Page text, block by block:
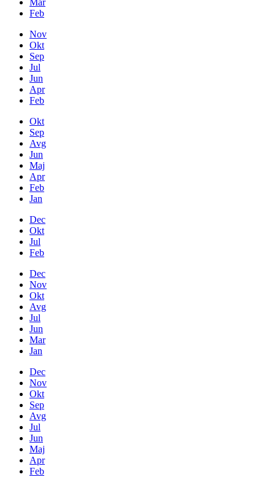
Feb
Nov
Okt
Sep
Jul
Jun
Apr
Feb
Okt
Sep
Avg
Jun
Maj
Apr
Feb
Jan
Dec
Okt
Jul
Feb
Dec
Nov
Okt
Avg
Jul
Jun
Mar
Jan
Dec
Nov
Okt
Sep
Avg
Jul
Jun
Maj
Apr
Feb